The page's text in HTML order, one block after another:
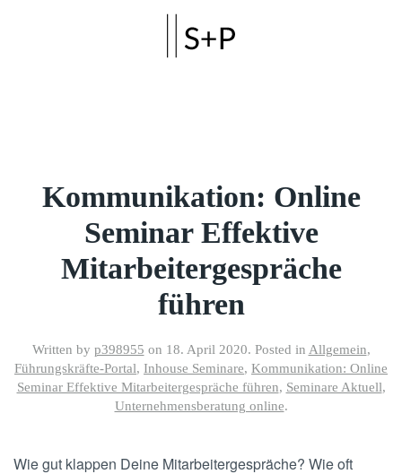
Kommunikation: Online
Seminar Effektive
Mitarbeitergespräche
führen
Written by p398955 on 18. April 2020. Posted in Allgemein,
Führungskräfte-Portal, Inhouse Seminare, Kommunikation: Online
Seminar Effektive Mitarbeitergespräche führen, Seminare Aktuell,
Unternehmensberatung online.
Wie gut klappen Deine Mitarbeitergespräche? Wie oft